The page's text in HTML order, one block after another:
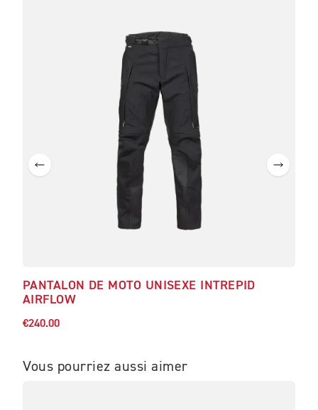
PANTALON DE MOTO UNISEXE INTREPID
AIRFLOW
€240.00
Vous pourriez aussi aimer